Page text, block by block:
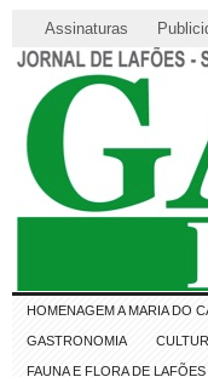
Assinaturas
HOMENAGEM A MARIA DO
GASTRONOMIA
FAUNA E FLORA DE LAFÕES